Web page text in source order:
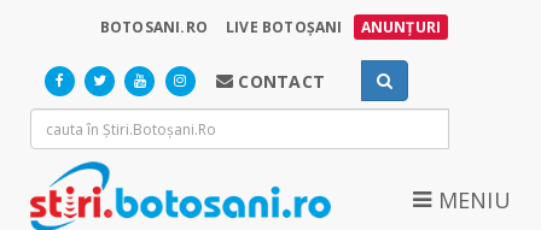
BOTOSANI.RO LIVE BOTOȘANI ANUNȚURI
CONTACT
MENIU